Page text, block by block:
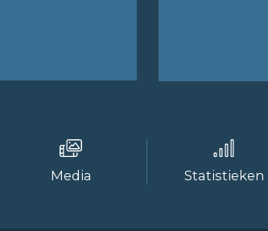
Media Statistieken